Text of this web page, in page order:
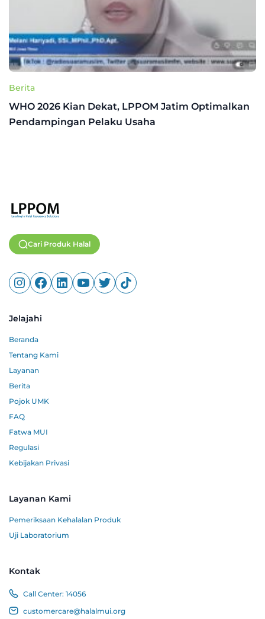
Berita
WHO 2026 Kian Dekat, LPPOM Jatim Optimalkan
Pendampingan Pelaku Usaha
Cari Produk Halal
Jelajahi
Beranda
Tentang Kami
Layanan
Berita
Pojok UMK
FAQ
Fatwa MUI
Regulasi
Kebijakan Privasi
Layanan Kami
Pemeriksaan Kehalalan Produk
Uji Laboratorium
Kontak
Call Center: 14056
customercare@halalmui.org